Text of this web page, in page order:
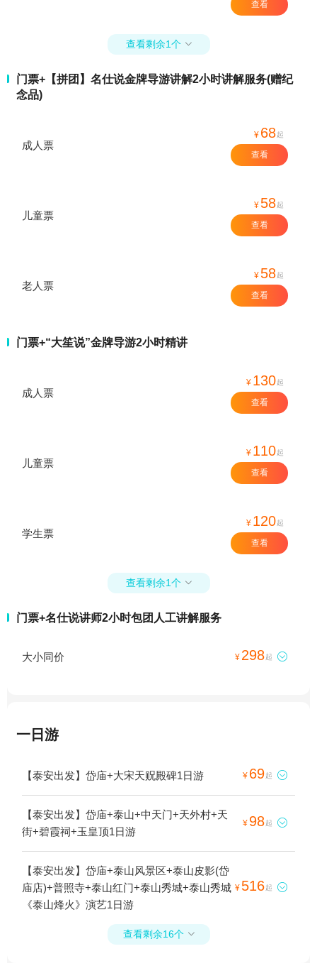
查看
查看剩余1个 
门票+【拼团】名仕说金牌导游讲解2小时讲解服务(赠纪
念品)
成人票
¥ 68起
查看
儿童票
¥ 58起
查看
老人票
¥ 58起
查看
门票+“大笙说”金牌导游2小时精讲
成人票
¥ 130起
查看
儿童票
¥ 110起
查看
学生票
¥ 120起
查看
查看剩余1个 
门票+名仕说讲师2小时包团人工讲解服务
大小同价 ¥ 298起 
一日游
【泰安出发】岱庙+大宋天贶殿碑1日游 ¥ 69起 
【泰安出发】岱庙+泰山+中天门+天外村+天
街+碧霞祠+玉皇顶1日游
¥ 98起 
【泰安出发】岱庙+泰山风景区+泰山皮影(岱
庙店)+普照寺+泰山红门+泰山秀城+泰山秀城
《泰山烽火》演艺1日游
¥ 516起 
查看剩余16个 